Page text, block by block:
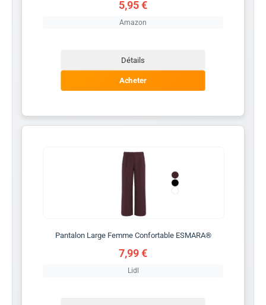
5,95 €
Amazon
Détails
Acheter
Pantalon Large Femme Confortable ESMARA®
7,99 €
Lidl